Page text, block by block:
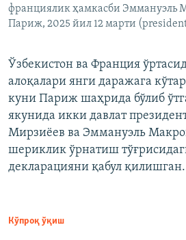
франциялик ҳамкасби Эммануэль
Париж, 2025 йил 12 марти
Ўзбекистон ва Франция
алоқалари янги даражага
куни Париж шаҳрида бўлиб
якунида икки давлат
Мирзиёев ва Эммануэль
шериклик ўрнатиш
декларацияни қабул қилишган.
Кўпроқ ўқиш